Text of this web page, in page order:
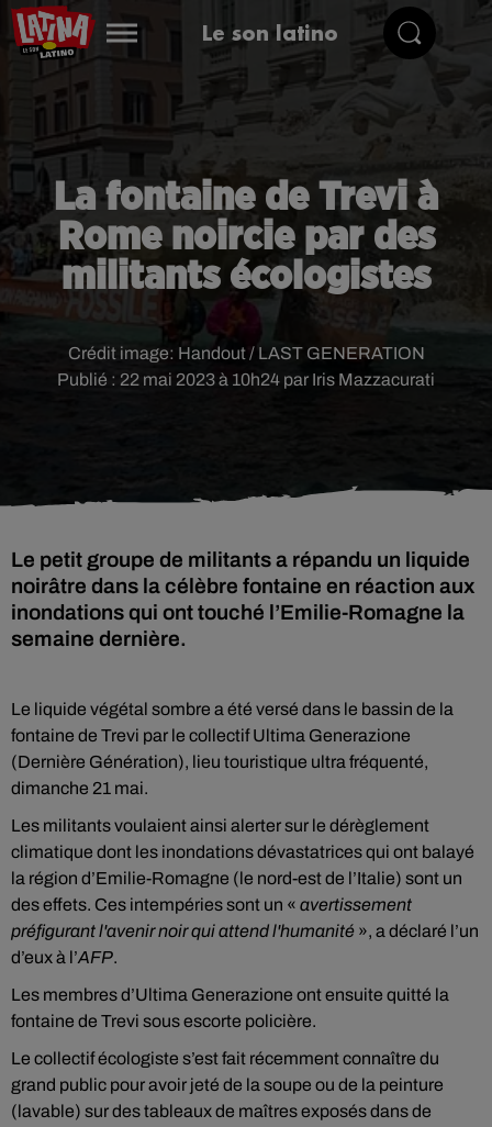
Le son latino
La fontaine de Trevi à
Rome noircie par des
militants écologistes
Publié : 22 mai 2023 à 10h24 par Iris Mazzacurati
Crédit image: Handout / LAST GENERATION
Le petit groupe de militants a répandu un liquide
noirâtre dans la célèbre fontaine en réaction aux
inondations qui ont touché l’Emilie-Romagne la
semaine dernière.
Le liquide végétal sombre a été versé dans le bassin de la
fontaine de Trevi par le collectif Ultima Generazione
(Dernière Génération), lieu touristique ultra fréquenté,
dimanche 21 mai.
Les militants voulaient ainsi alerter sur le dérèglement
climatique dont les inondations dévastatrices qui ont balayé
la région d’Emilie-Romagne (le nord-est de l’Italie) sont un
des effets. Ces intempéries sont un « avertissement
préfigurant l'avenir noir qui attend l'humanité », a déclaré l’un
d’eux à l’AFP.
Les membres d’Ultima Generazione ont ensuite quitté la
fontaine de Trevi sous escorte policière.
Le collectif écologiste s’est fait récemment connaître du
grand public pour avoir jeté de la soupe ou de la peinture
(lavable) sur des tableaux de maîtres exposés dans de